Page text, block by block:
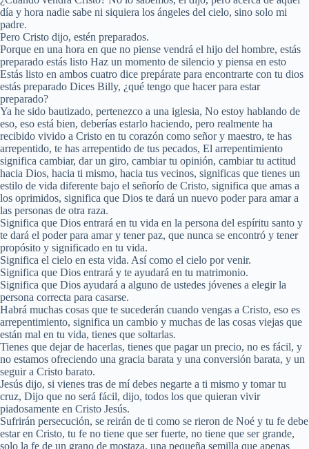
día y hora nadie sabe ni siquiera los ángeles del cielo, sino solo mi
padre.
Pero Cristo dijo, estén preparados.
Porque en una hora en que no piense vendrá el hijo del hombre, estás
preparado estás listo Haz un momento de silencio y piensa en esto
Estás listo en ambos cuatro dice prepárate para encontrarte con tu dios
estás preparado Dices Billy, ¿qué tengo que hacer para estar
preparado?
Ya he sido bautizado, pertenezco a una iglesia, No estoy hablando de
eso, eso está bien, deberías estarlo haciendo, pero realmente ha
recibido vivido a Cristo en tu corazón como señor y maestro, te has
arrepentido, te has arrepentido de tus pecados, El arrepentimiento
significa cambiar, dar un giro, cambiar tu opinión, cambiar tu actitud
hacia Dios, hacia ti mismo, hacia tus vecinos, significas que tienes un
estilo de vida diferente bajo el señorío de Cristo, significa que amas a
los oprimidos, significa que Dios te dará un nuevo poder para amar a
las personas de otra raza.
Significa que Dios entrará en tu vida en la persona del espíritu santo y
te dará el poder para amar y tener paz, que nunca se encontró y tener
propósito y significado en tu vida.
Significa el cielo en esta vida. Así como el cielo por venir.
Significa que Dios entrará y te ayudará en tu matrimonio.
Significa que Dios ayudará a alguno de ustedes jóvenes a elegir la
persona correcta para casarse.
Habrá muchas cosas que te sucederán cuando vengas a Cristo, eso es
arrepentimiento, significa un cambio y muchas de las cosas viejas que
están mal en tu vida, tienes que soltarlas.
Tienes que dejar de hacerlas, tienes que pagar un precio, no es fácil, y
no estamos ofreciendo una gracia barata y una conversión barata, y un
seguir a Cristo barato.
Jesús dijo, si vienes tras de mí debes negarte a ti mismo y tomar tu
cruz, Dijo que no será fácil, dijo, todos los que quieran vivir
piadosamente en Cristo Jesús.
Sufrirán persecución, se reirán de ti como se rieron de Noé y tu fe debe
estar en Cristo, tu fe no tiene que ser fuerte, no tiene que ser grande,
solo la fe de un grano de mostaza, una pequeña semilla que apenas